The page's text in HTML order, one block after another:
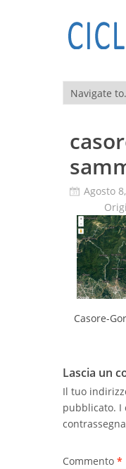
Agosto
Casore-
Lascia un
Il tuo
pubblicato. I
Commento *